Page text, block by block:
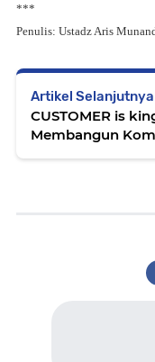
***
Penulis: Ustadz Aris
Artikel Selanjutnya
CUSTOMER is king.
Membangun